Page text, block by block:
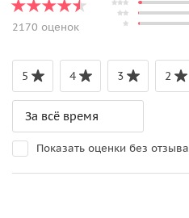
2170 оценок
5 4 3 2
Показать оценки без отзыва